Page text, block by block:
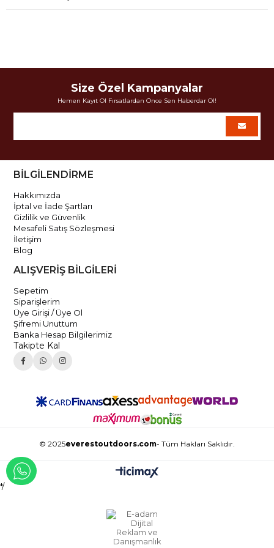
Size Özel Kampanyalar
Hemen Kayıt Ol Fırsatlardan Önce Sen Haberdar Ol!
BİLGİLENDİRME
Hakkımızda
İptal ve İade Şartları
Gizlilik ve Güvenlik
Mesafeli Satış Sözleşmesi
İletişim
Blog
ALIŞVERİŞ BİLGİLERİ
Sepetim
Siparişlerim
Üye Girişi / Üye Ol
Şifremi Unuttum
Banka Hesap Bilgilerimiz
Takipte Kal
© 2025everestoutdoors.com- Tüm Hakları Saklıdır.
*/
WHATSAPP İLE İLETİŞİME GEÇ